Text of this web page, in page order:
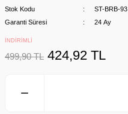
Stok Kodu
ST-BRB-93
Garanti Süresi
24 Ay
İNDİRİMLİ
499,90 TL 424,92 TL